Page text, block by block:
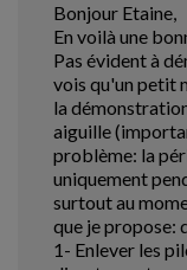
Bonjour Etaine,
En voilà une
Pas évident à
vois qu'un petit
la
aiguille
problème: la
uniquement
surtout au
que je propose:
1- Enlever les